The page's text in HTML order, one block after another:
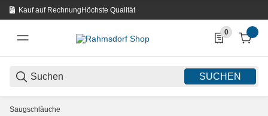
Kauf auf RechnungHöchste Qualität
SUCHEN
0
0 Produkte in
Saugschläuche